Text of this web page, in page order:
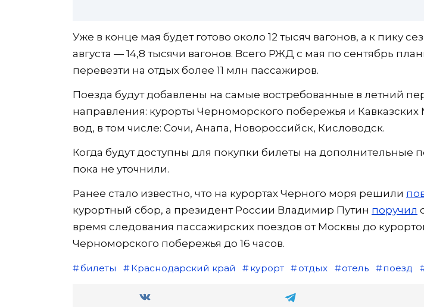
Уже в конце мая будет готово около 12 тысяч вагонов, а к пику
августа — 14,8 тысячи вагонов. Всего РЖД с мая по сентябрь
перевезти на отдых более 11 млн пассажиров.
Поезда будут добавлены на самые востребованные в летний
направления: курорты Черноморского побережья и
вод, в том числе: Сочи, Анапа, Новороссийск, Кисловодск.
Когда будут доступны для покупки билеты на дополнительные
пока не уточнили.
Ранее стало известно, что на курортах Черного моря решили
курортный сбор, а президент России Владимир Путин поручил
время следования пассажирских поездов от Москвы до
Черноморского побережья до 16 часов.
билеты Краснодарский край курорт отдых отель поезд